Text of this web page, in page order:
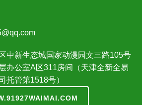
中新生态城国家动漫园文三路105号
办公室A区311房间（天津全新全易
托管第1518号）